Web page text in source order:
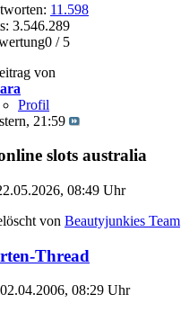
11.598
3.546.289
/ 5
von
Profil
21:59
slots australia
08:49 Uhr
von Beautyjunkies Team
Thread
08:29 Uhr